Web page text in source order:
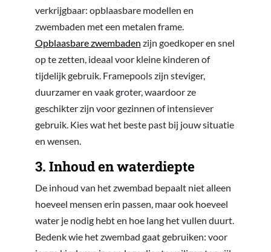
verkrijgbaar: opblaasbare modellen en
zwembaden met een metalen frame.
Opblaasbare zwembaden zijn goedkoper en snel
op te zetten, ideaal voor kleine kinderen of
tijdelijk gebruik. Framepools zijn steviger,
duurzamer en vaak groter, waardoor ze
geschikter zijn voor gezinnen of intensiever
gebruik. Kies wat het beste past bij jouw situatie
en wensen.
3. Inhoud en waterdiepte
De inhoud van het zwembad bepaalt niet alleen
hoeveel mensen erin passen, maar ook hoeveel
water je nodig hebt en hoe lang het vullen duurt.
Bedenk wie het zwembad gaat gebruiken: voor